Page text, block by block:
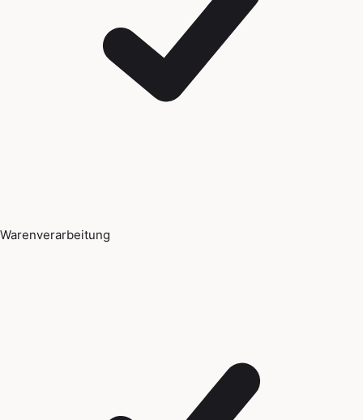
Warenverarbeitung